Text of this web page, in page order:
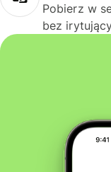
Pobierz w
bez